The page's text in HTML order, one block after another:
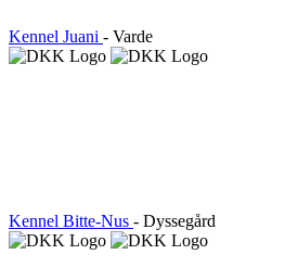
Kennel Juani - Varde
Kennel Bitte-Nus - Dyssegård